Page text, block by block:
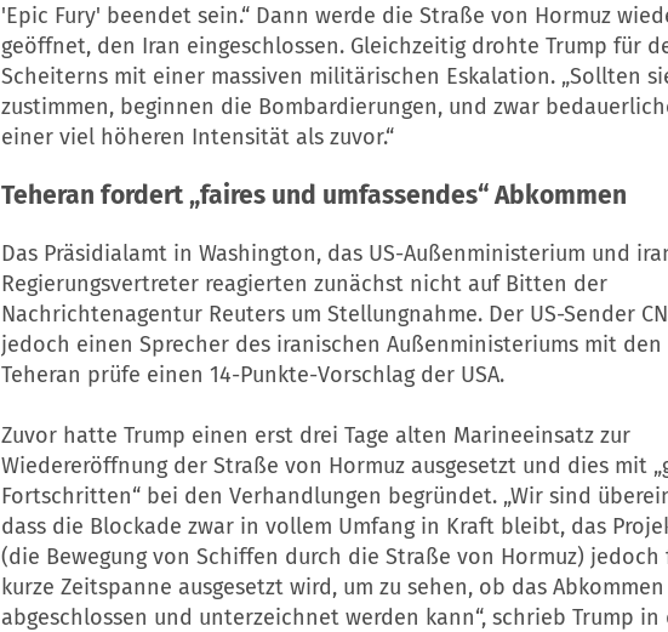
'Epic Fury' beendet sein.“ Dann werde die Straße von Hormuz
geöffnet, den Iran eingeschlossen. Gleichzeitig drohte Trump für
Scheiterns mit einer massiven militärischen Eskalation. „Sollten
zustimmen, beginnen die Bombardierungen, und zwar
einer viel höheren Intensität als zuvor.“
Teheran fordert „faires und umfassendes“ Abkommen
Das Präsidialamt in Washington, das US-Außenministerium und
Regierungsvertreter reagierten zunächst nicht auf Bitten der
Nachrichtenagentur Reuters um Stellungnahme. Der US-Sender
jedoch einen Sprecher des iranischen Außenministeriums mit den
Teheran prüfe einen 14-Punkte-Vorschlag der USA.
Zuvor hatte Trump einen erst drei Tage alten Marineeinsatz zur
Wiedereröffnung der Straße von Hormuz ausgesetzt und dies mit
Fortschritten“ bei den Verhandlungen begründet. „Wir sind
dass die Blockade zwar in vollem Umfang in Kraft bleibt, das
(die Bewegung von Schiffen durch die Straße von Hormuz) jedoch
kurze Zeitspanne ausgesetzt wird, um zu sehen, ob das Abkommen
abgeschlossen und unterzeichnet werden kann“, schrieb Trump in